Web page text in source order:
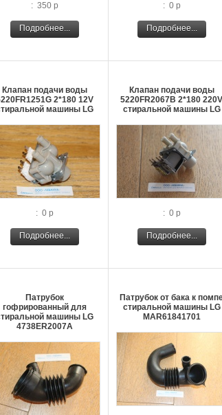
: 350 р
Подробнее...
: 0 р
Подробнее...
Клапан подачи воды
2*180 12V
машины LG
: 0 р
Подробнее...
Клапан подачи воды
5220FR2067В 2*180 220V
стиральной машины LG
: 0 р
Подробнее...
Патрубок
гофрированный для
машины LG
4738ER2007A
Патрубок от бака к
стиральной машины LG
MAR61841701